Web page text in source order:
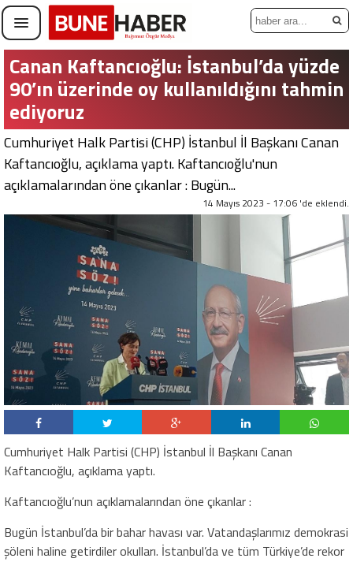
Canan Kaftancıoğlu: İstanbul’da yüzde
90’ın üzerinde oy kullanıldığını tahmin
ediyoruz
Cumhuriyet Halk Partisi (CHP) İstanbul İl Başkanı Canan
Kaftancıoğlu, açıklama yaptı. Kaftancıoğlu'nun
açıklamalarından öne çıkanlar : Bugün...
14 Mayıs 2023 - 17:06 'de eklendi.
Cumhuriyet Halk Partisi (CHP) İstanbul İl Başkanı Canan
Kaftancıoğlu, açıklama yaptı.
Kaftancıoğlu’nun açıklamalarından öne çıkanlar :
Bugün İstanbul’da bir bahar havası var. Vatandaşlarımız demokrasi
şöleni haline getirdiler okulları. İstanbul’da ve tüm Türkiye’de rekor